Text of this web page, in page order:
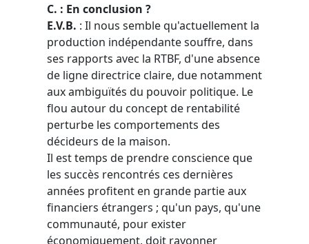
C. : En conclusion ?
E.V.B. : Il nous semble qu'actuellement la
production indépendante souffre, dans
ses rapports avec la RTBF, d'une absence
de ligne directrice claire, due notamment
aux ambiguïtés du pouvoir politique. Le
flou autour du concept de rentabilité
perturbe les comportements des
décideurs de la maison.
Il est temps de prendre conscience que
les succès rencontrés ces dernières
années profitent en grande partie aux
financiers étrangers ; qu'un pays, qu'une
communauté, pour exister
économiquement, doit rayonner